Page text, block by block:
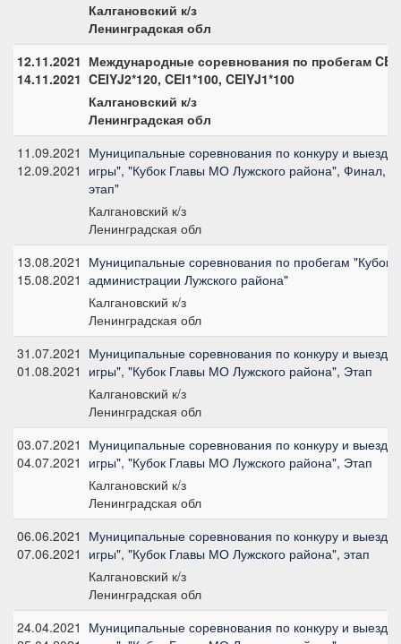
Калгановский к/з
Ленинградская обл
12.11.2021
14.11.2021
Международные соревнования по пробегам
CEIYJ2*120, CEI1*100, CEIYJ1*100
Калгановский к/з
Ленинградская обл
11.09.2021
12.09.2021
Муниципальные соревнования по конкуру и
игры", "Кубок Главы МО Лужского района", Финал,
этап"
Калгановский к/з
Ленинградская обл
13.08.2021
15.08.2021
Муниципальные соревнования по пробегам "Кубок
администрации Лужского района"
Калгановский к/з
Ленинградская обл
31.07.2021
01.08.2021
Муниципальные соревнования по конкуру и
игры", "Кубок Главы МО Лужского района", Этап
Калгановский к/з
Ленинградская обл
03.07.2021
04.07.2021
Муниципальные соревнования по конкуру и
игры", "Кубок Главы МО Лужского района", Этап
Калгановский к/з
Ленинградская обл
06.06.2021
07.06.2021
Муниципальные соревнования по конкуру и
игры", "Кубок Главы МО Лужского района", этап
Калгановский к/з
Ленинградская обл
24.04.2021 Муниципальные соревнования по конкуру и